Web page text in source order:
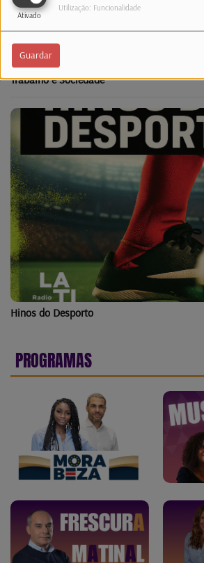
Ativado
Utilização: Funcionalidade
Guardar
Trabalho e Sociedade
Hinos do Desporto
PROGRAMAS